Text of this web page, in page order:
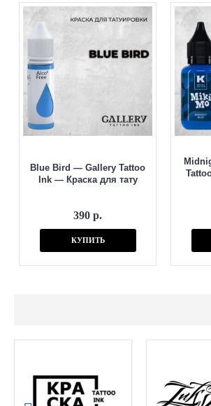
Blue Bird — Gallery Tattoo
Ink — Краска для тату
390 р.
КУПИТЬ